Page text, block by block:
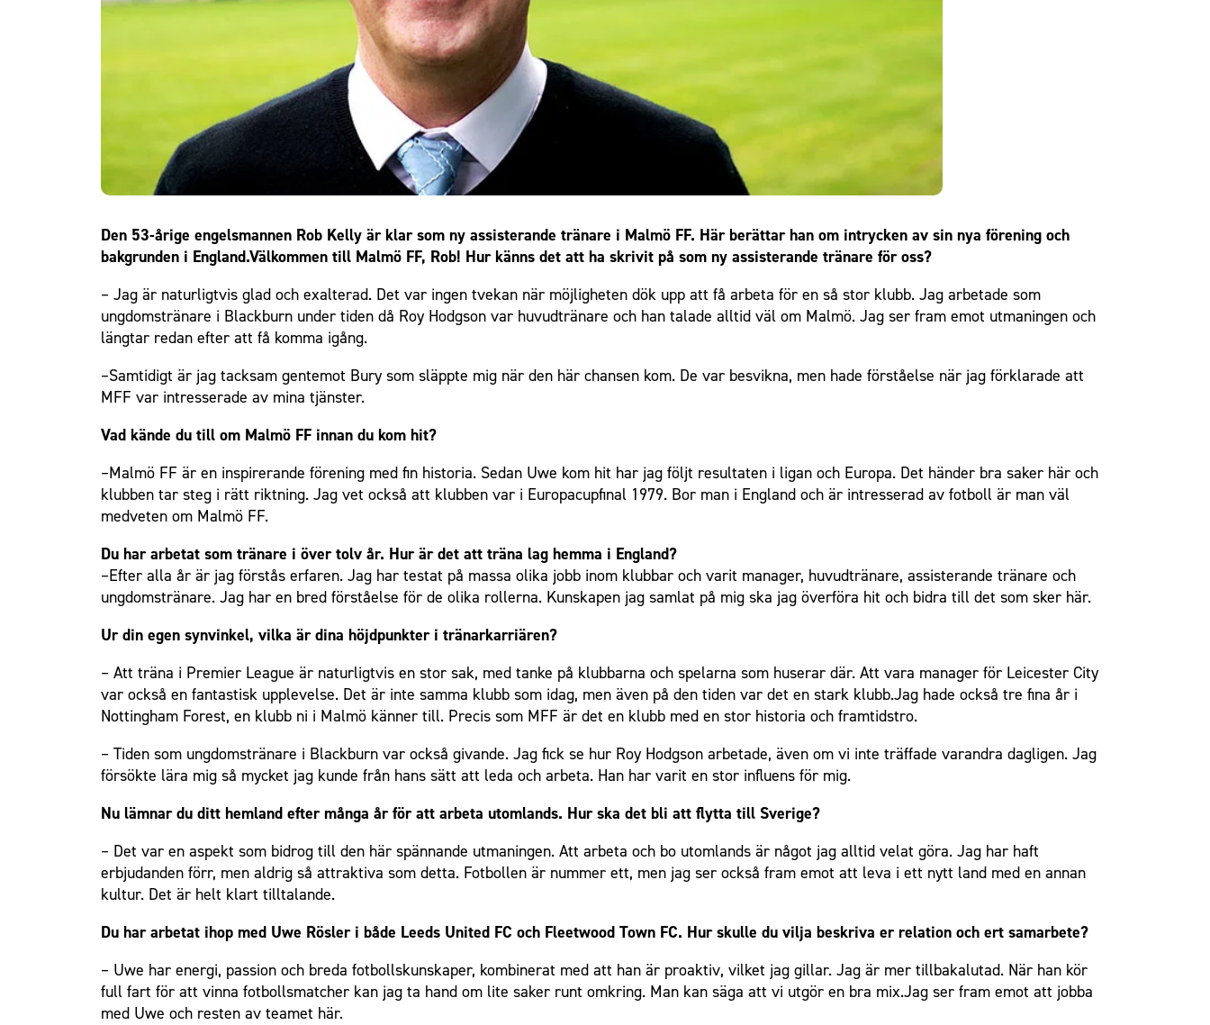
Den 53-årige engelsmannen Rob Kelly är klar som ny assisterande tränare i Malmö FF. Här berättar han om intrycken av sin nya förening och
bakgrunden i England.Välkommen till Malmö FF, Rob! Hur känns det att ha skrivit på som ny assisterande tränare för oss?
– Jag är naturligtvis glad och exalterad. Det var ingen tvekan när möjligheten dök upp att få arbeta för en så stor klubb. Jag arbetade som
ungdomstränare i Blackburn under tiden då Roy Hodgson var huvudtränare och han talade alltid väl om Malmö. Jag ser fram emot utmaningen och
längtar redan efter att få komma igång.
–Samtidigt är jag tacksam gentemot Bury som släppte mig när den här chansen kom. De var besvikna, men hade förståelse när jag förklarade att
MFF var intresserade av mina tjänster.
Vad kände du till om Malmö FF innan du kom hit?
–Malmö FF är en inspirerande förening med fin historia. Sedan Uwe kom hit har jag följt resultaten i ligan och Europa. Det händer bra saker här och
klubben tar steg i rätt riktning. Jag vet också att klubben var i Europacupfinal 1979. Bor man i England och är intresserad av fotboll är man väl
medveten om Malmö FF.
Du har arbetat som tränare i över tolv år. Hur är det att träna lag hemma i England?
–Efter alla år är jag förstås erfaren. Jag har testat på massa olika jobb inom klubbar och varit manager, huvudtränare, assisterande tränare och
ungdomstränare. Jag har en bred förståelse för de olika rollerna. Kunskapen jag samlat på mig ska jag överföra hit och bidra till det som sker här.
Ur din egen synvinkel, vilka är dina höjdpunkter i tränarkarriären?
– Att träna i Premier League är naturligtvis en stor sak, med tanke på klubbarna och spelarna som huserar där. Att vara manager för Leicester City
var också en fantastisk upplevelse. Det är inte samma klubb som idag, men även på den tiden var det en stark klubb.Jag hade också tre fina år i
Nottingham Forest, en klubb ni i Malmö känner till. Precis som MFF är det en klubb med en stor historia och framtidstro.
– Tiden som ungdomstränare i Blackburn var också givande. Jag fick se hur Roy Hodgson arbetade, även om vi inte träffade varandra dagligen. Jag
försökte lära mig så mycket jag kunde från hans sätt att leda och arbeta. Han har varit en stor influens för mig.
Nu lämnar du ditt hemland efter många år för att arbeta utomlands. Hur ska det bli att flytta till Sverige?
– Det var en aspekt som bidrog till den här spännande utmaningen. Att arbeta och bo utomlands är något jag alltid velat göra. Jag har haft
erbjudanden förr, men aldrig så attraktiva som detta. Fotbollen är nummer ett, men jag ser också fram emot att leva i ett nytt land med en annan
kultur. Det är helt klart tilltalande.
Du har arbetat ihop med Uwe Rösler i både Leeds United FC och Fleetwood Town FC. Hur skulle du vilja beskriva er relation och ert samarbete?
– Uwe har energi, passion och breda fotbollskunskaper, kombinerat med att han är proaktiv, vilket jag gillar. Jag är mer tillbakalutad. När han kör
full fart för att vinna fotbollsmatcher kan jag ta hand om lite saker runt omkring. Man kan säga att vi utgör en bra mix.Jag ser fram emot att jobba
med Uwe och resten av teamet här.